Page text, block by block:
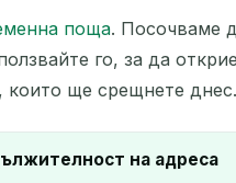
Копирай
имейл Обнови
поща. Посочваме
го, за да
които ще срещнете днес.
на адреса